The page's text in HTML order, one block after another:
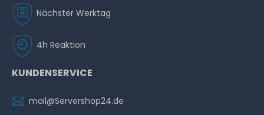
Nächster Werktag
4h Reaktion
KUNDENSERVICE
mail@Servershop24.de